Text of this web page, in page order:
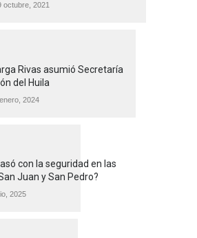
octubre, 2021
Rivas asumió Secretaría
del Huila
2024
con la seguridad en las
Juan y San Pedro?
2025